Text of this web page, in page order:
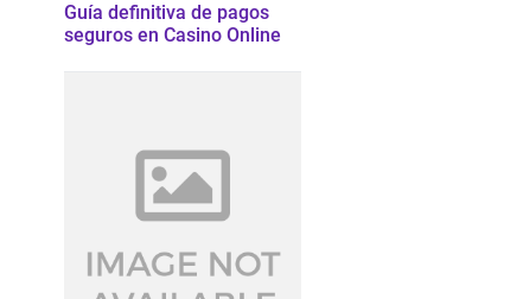
Guía definitiva de pagos
seguros en Casino Online